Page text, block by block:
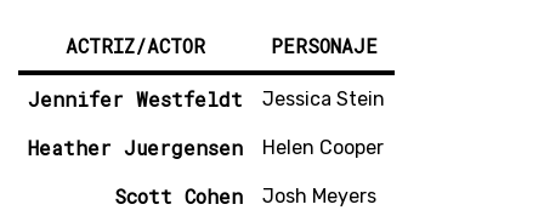
ACTRIZ/ACTOR PERSONAJE
Jennifer Westfeldt Jessica Stein
Heather Juergensen Helen Cooper
Scott Cohen Josh Meyers